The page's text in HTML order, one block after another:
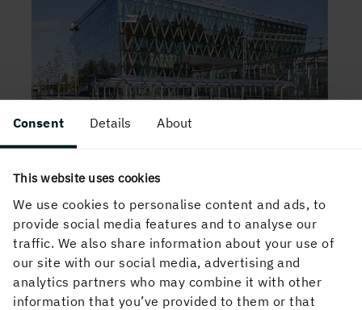
Consent Details About
This website uses cookies
We use cookies to personalise content and ads, to
provide social media features and to analyse our
traffic. We also share information about your use of
our site with our social media, advertising and
analytics partners who may combine it with other
information that you’ve provided to them or that
Jernbanestasjonen Umeå Östra, Umeå